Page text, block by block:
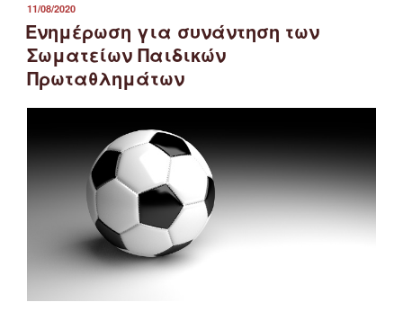
ΔΗΜΟΣΙΕΎΤΗΚΕ
ΣΤΙΣ
11/08/2020
Ενημέρωση για συνάντηση των
Σωματείων Παιδικών
Πρωταθλημάτων